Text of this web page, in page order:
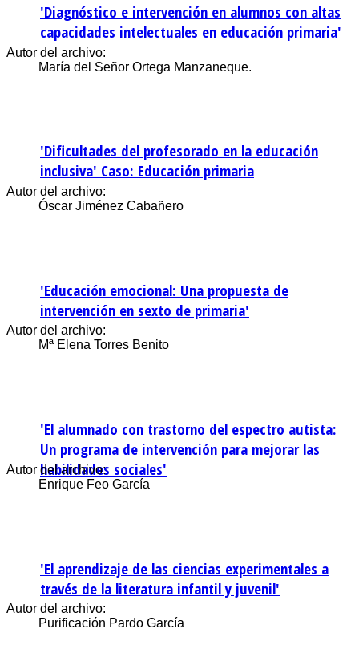
'Diagnóstico e intervención en alumnos con altas
capacidades intelectuales en educación primaria'
Autor del archivo:
María del Señor Ortega Manzaneque.
'Dificultades del profesorado en la educación
inclusiva' Caso: Educación primaria
Autor del archivo:
Óscar Jiménez Cabañero
'Educación emocional: Una propuesta de
intervención en sexto de primaria'
Autor del archivo:
Mª Elena Torres Benito
'El alumnado con trastorno del espectro autista:
Un programa de intervención para mejorar las
habilidades sociales'
Autor del archivo:
Enrique Feo García
'El aprendizaje de las ciencias experimentales a
través de la literatura infantil y juvenil'
Autor del archivo:
Purificación Pardo García